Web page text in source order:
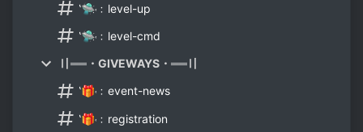
‛🛸˓﹕level-up
‛🛸˓﹕level-cmd
〢══・GIVEWAYS・══〢
‛🎁˓﹕event-news
‛🎁˓﹕registration